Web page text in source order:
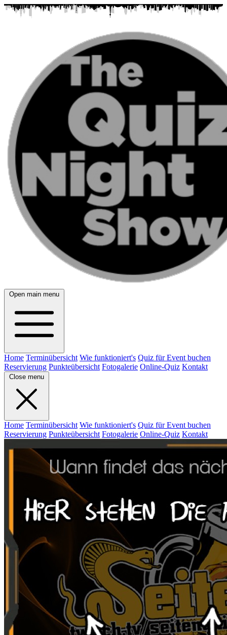
Open main menu
Home Terminübersicht Wie funktioniert's Quiz für Event buchen
Reservierung Punkteübersicht Fotogalerie Online-Quiz Kontakt
Close menu
Home Terminübersicht Wie funktioniert's Quiz für Event buchen
Reservierung Punkteübersicht Fotogalerie Online-Quiz Kontakt